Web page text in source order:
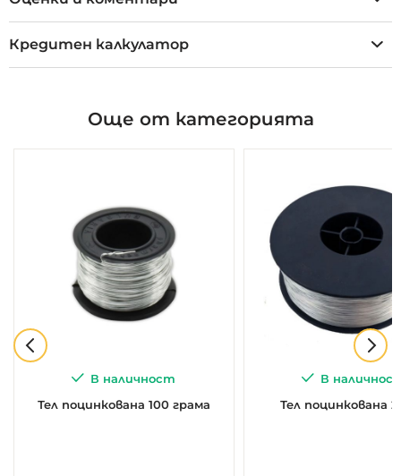
Кредитен калкулатор
Още от категорията
В наличност
Тел поцинкована 100 грама
В
Тел поцинкована